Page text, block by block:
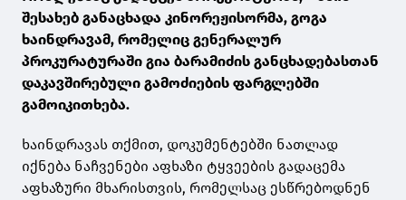
შესახებ განაცხადა კინორეჟისორმა, გოგა
ხაინდრავამ, რომელიც გენერალურ
პროკურატურაში გია ბარამიძის განცხადებასთან
დაკავშირებული გამოძიების ფარგლებში
გამოიკითხება.
ხაინდრავას თქმით, დოკუმენტებში ნათლად
იქნება ნაჩვენები აფხაზი ტყვეების გადაცემა
აფხაზური მხარისთვის, რომელსაც ესწრებოდნენ